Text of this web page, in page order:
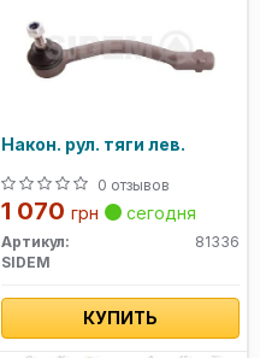
Након. рул. тяги лев.
0 отзывов
1 070 грн сегодня
Артикул:
81336
SIDEM
КУПИТЬ